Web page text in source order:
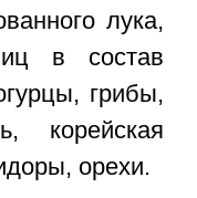
лука,
в состав
грибы,
корейская
орехи.